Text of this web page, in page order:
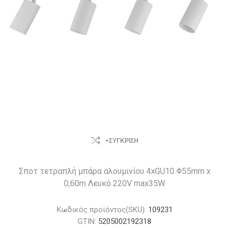
+ΣΎΓΚΡΙΣΗ
Σποτ τετραπλή μπάρα αλουμινίου 4xGU10 Φ55mm x
0,60m Λευκό 220V max35W
Κωδικός προϊόντος(SKU): 109231
GTIN: 5205002192318